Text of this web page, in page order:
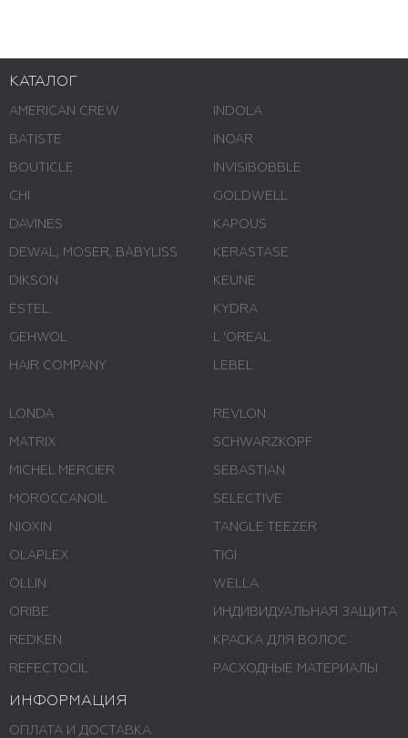
КАТАЛОГ
AMERICAN CREW
BATISTE
BOUTICLE
CHI
DAVINES
DEWAL, MOSER, BABYLISS
DIKSON
ESTEL
GEHWOL
HAIR COMPANY
INDOLA
INOAR
INVISIBOBBLE
GOLDWELL
KAPOUS
KERASTASE
KEUNE
KYDRA
L 'ОREAL
LEBEL
LONDA
MATRIX
MICHEL MERCIER
MOROCCANOIL
NIOXIN
OLAPLEX
OLLIN
ORIBE
REDKEN
REFECTOCIL
REVLON
SCHWARZKOPF
SEBASTIAN
SELECTIVE
TANGLE TEEZER
TIGI
WELLA
ИНДИВИДУАЛЬНАЯ ЗАЩИТА
КРАСКА ДЛЯ ВОЛОС
РАСХОДНЫЕ МАТЕРИАЛЫ
ИНФОРМАЦИЯ
ОПЛАТА И ДОСТАВКА